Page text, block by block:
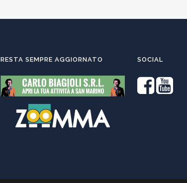
RESTA SEMPRE AGGIORNATO SOCIAL